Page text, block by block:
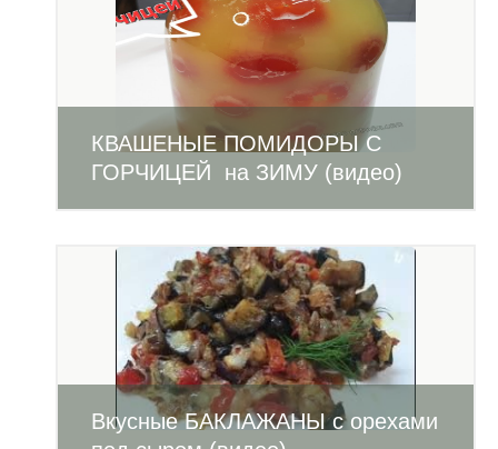
КВАШЕНЫЕ ПОМИДОРЫ С
ГОРЧИЦЕЙ на ЗИМУ (видео)
Вкусные БАКЛАЖАНЫ с орехами